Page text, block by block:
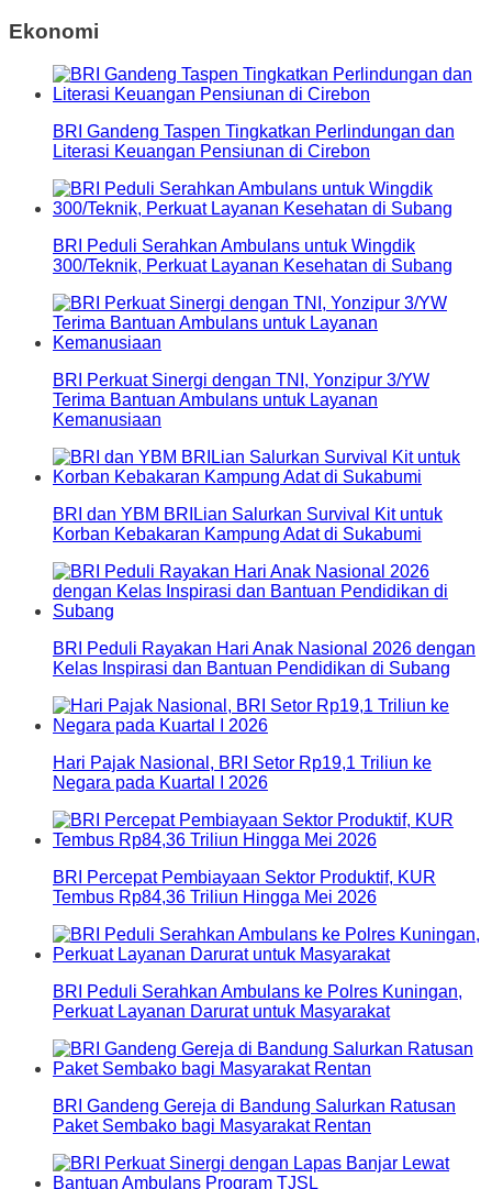
Ekonomi
BRI Gandeng Taspen Tingkatkan Perlindungan dan
Literasi Keuangan Pensiunan di Cirebon
BRI Peduli Serahkan Ambulans untuk Wingdik
300/Teknik, Perkuat Layanan Kesehatan di Subang
BRI Perkuat Sinergi dengan TNI, Yonzipur 3/YW
Terima Bantuan Ambulans untuk Layanan
Kemanusiaan
BRI dan YBM BRILian Salurkan Survival Kit untuk
Korban Kebakaran Kampung Adat di Sukabumi
BRI Peduli Rayakan Hari Anak Nasional 2026 dengan
Kelas Inspirasi dan Bantuan Pendidikan di Subang
Hari Pajak Nasional, BRI Setor Rp19,1 Triliun ke
Negara pada Kuartal I 2026
BRI Percepat Pembiayaan Sektor Produktif, KUR
Tembus Rp84,36 Triliun Hingga Mei 2026
BRI Peduli Serahkan Ambulans ke Polres Kuningan,
Perkuat Layanan Darurat untuk Masyarakat
BRI Gandeng Gereja di Bandung Salurkan Ratusan
Paket Sembako bagi Masyarakat Rentan